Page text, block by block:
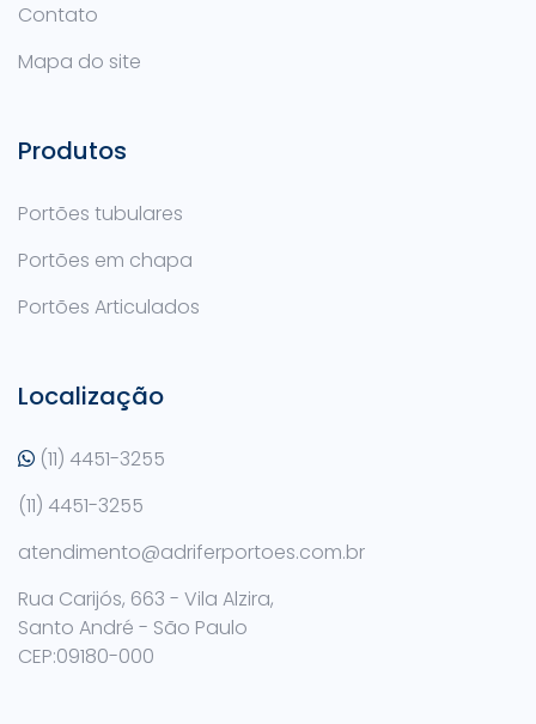
Contato
Mapa do site
Produtos
Portões tubulares
Portões em chapa
Portões Articulados
Localização
(11) 4451-3255
(11) 4451-3255
atendimento@adriferportoes.com.br
Rua Carijós, 663 - Vila Alzira,
Santo André - São Paulo
CEP:09180-000